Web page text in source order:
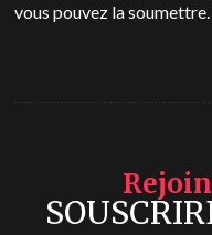
vous pouvez la soumettre.